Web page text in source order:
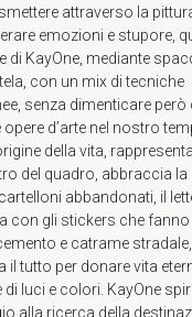
attraverso la
emozioni e stupore,
di KayOne, mediante
con un mix di tecniche
senza dimenticare però
opere d’arte nel nostro
della vita,
del quadro, abbraccia
abbandonati, il
con gli stickers che
e catrame
il tutto per donare vita
di luci e colori. KayOne
alla ricerca della